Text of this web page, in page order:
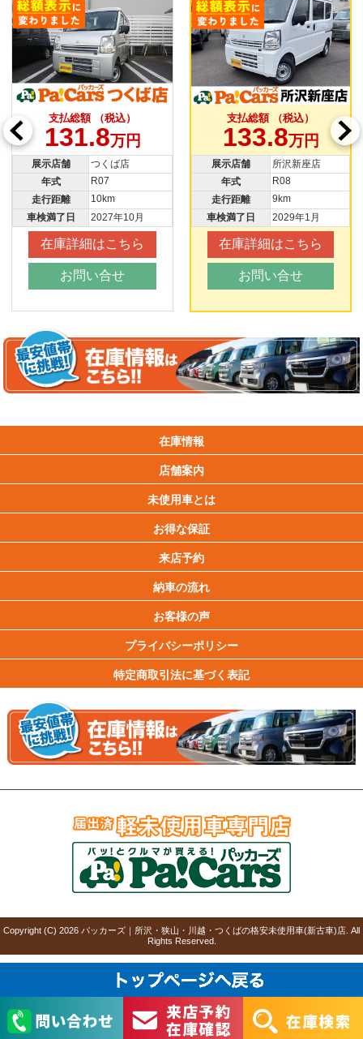
支払総額 （税込）
131.8万円
展示店舗
つくば店
年式
R07
走行距離
10km
車検満了日
2027年10月
在庫詳細はこちら
お問い合せ
支払総額 （税込）
133.8万円
展示店舗
所沢新座店
年式
R08
走行距離
9km
車検満了日
2029年1月
在庫詳細はこちら
お問い合せ
在庫情報
店舗案内
未使用車とは
お得な保証
来店予約
納車の流れ
お客様の声
プライバシーポリシー
特定商取引法に基づく表記
Copyright (C) 2026 パッカーズ｜所沢・狭山・川越・つくばの格安未使用車(新古車)店 . All
Rights Reserved.